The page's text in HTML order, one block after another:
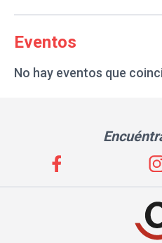
Eventos
No hay eventos que